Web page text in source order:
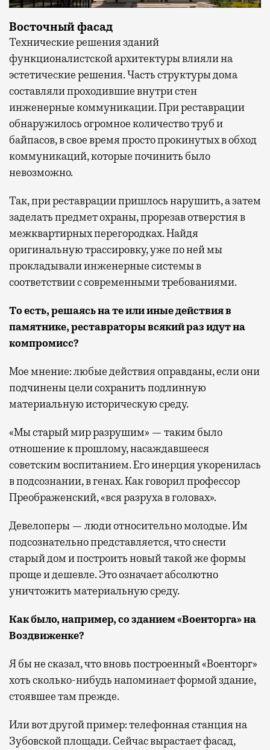
Восточный фасад
Технические решения зданий
функционалистской архитектуры влияли на
эстетические решения. Часть структуры дома
составляли проходившие внутри стен
инженерные коммуникации. При реставрации
обнаружилось огромное количество труб и
байпасов, в свое время просто прокинутых в обход
коммуникаций, которые починить было
невозможно.
Так, при реставрации пришлось нарушить, а затем
заделать предмет охраны, прорезав отверстия в
межквартирных перегородках. Найдя
оригинальную трассировку, уже по ней мы
прокладывали инженерные системы в
соответствии с современными требованиями.
То есть, решаясь на те или иные действия в
памятнике, реставраторы всякий раз идут на
компромисс?
Мое мнение: любые действия оправданы, если они
подчинены цели сохранить подлинную
материальную историческую среду.
«Мы старый мир разрушим» — таким было
отношение к прошлому, насаждавшееся
советским воспитанием. Его инерция укоренилась
в подсознании, в генах. Как говорил профессор
Преображенский, «вся разруха в головах».
Девелоперы — люди относительно молодые. Им
подсознательно представляется, что снести
старый дом и построить новый такой же формы
проще и дешевле. Это означает абсолютно
уничтожить материальную среду.
Как было, например, со зданием «Военторга» на
Воздвиженке?
Я бы не сказал, что вновь построенный «Военторг»
хоть сколько-нибудь напоминает формой здание,
стоявшее там прежде.
Или вот другой пример: телефонная станция на
Зубовской площади. Сейчас вырастает фасад,